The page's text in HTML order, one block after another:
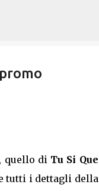
, quello di Tu Si Que
tutti i dettagli della